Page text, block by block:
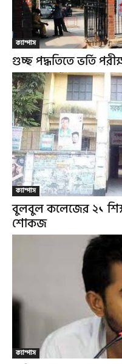
ক্যাম্পাস
গুচ্ছ পদ্ধতিতে ভর্তি
ক্যাম্পাস
বুলবুল কলেজের ২১
শোকজ
ক্যাম্পাস